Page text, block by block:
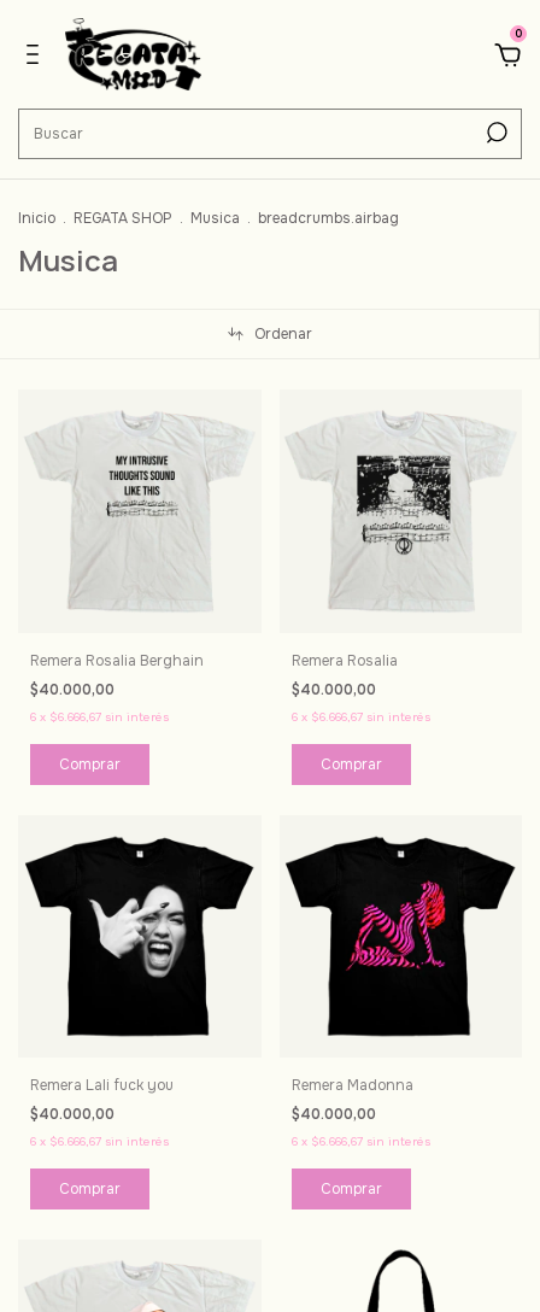
0
Inicio . REGATA SHOP . Musica . breadcrumbs.airbag
Musica
Ordenar
Remera Rosalia Berghain
$40.000,00
6 x $6.666,67 sin interés
Comprar
Remera Rosalia
$40.000,00
6 x $6.666,67 sin interés
Comprar
Remera Lali fuck you
$40.000,00
6 x $6.666,67 sin interés
Comprar
Remera Madonna
$40.000,00
6 x $6.666,67 sin interés
Comprar